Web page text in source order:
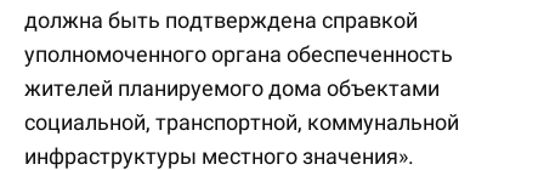
должна быть подтверждена справкой
уполномоченного органа обеспеченность
жителей планируемого дома объектами
социальной, транспортной, коммунальной
инфраструктуры местного значения».